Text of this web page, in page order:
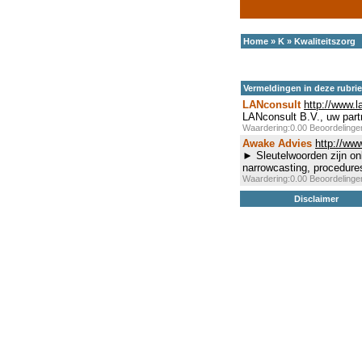
Home » K » Kwaliteitszorg
Vermeldingen in deze
LANconsult http://
LANconsult B.V., uw
Waardering:0.00
Awake Advies http://
► Sleutelwoorden zijn
narrowcasting,
Waardering:0.00
Disclaimer